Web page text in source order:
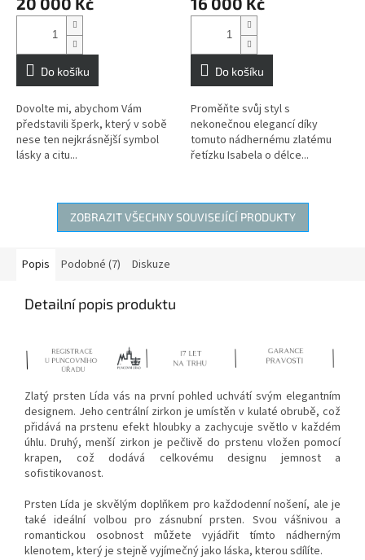
Do košíku
Dovolte mi, abychom Vám
představili šperk, který v sobě
nese ten nejkrásnější symbol
lásky a citu...
Do košíku
Proměňte svůj styl s
nekonečnou elegancí díky
tomuto nádhernému zlatému
řetízku Isabela o délce...
ZOBRAZIT VŠECHNY SOUVISEJÍCÍ PRODUKTY
Popis Podobné (7) Diskuze
Detailní popis produktu
Zlatý prsten Lída vás na první pohled uchvátí svým elegantním
designem. Jeho centrální zirkon je umístěn v kulaté obrubě, což
přidává na prstenu efekt hloubky a zachycuje světlo v každém
úhlu. Druhý, menší zirkon je pečlivě do prstenu vložen pomocí
krapen, což dodává celkovému designu jemnost a
sofistikovanost.
Prsten Lída je skvělým doplňkem pro každodenní nošení, ale je
také ideální volbou pro zásnubní prsten. Svou vášnivou a
romantickou osobnost můžete vyjádřit tímto nádherným
klenotem, který je stejně vyjímečný jako láska, kterou sdílíte.